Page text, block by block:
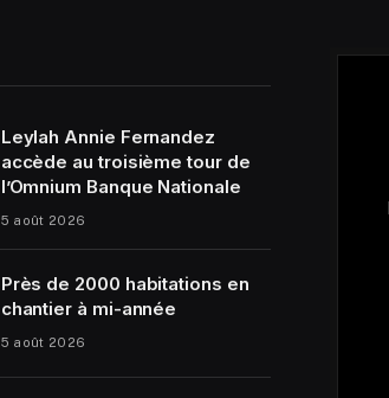
Leylah Annie Fernandez
accède au troisième tour de
l’Omnium Banque Nationale
5 août 2026
Près de 2000 habitations en
chantier à mi-année
5 août 2026